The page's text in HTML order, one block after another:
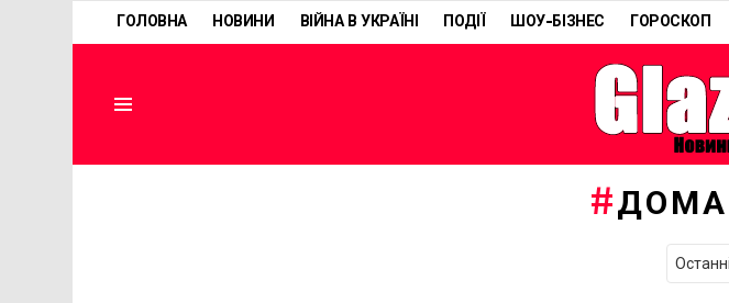
ГОЛОВНА НОВИНИ ВІЙНА В УКРАЇНІ ПОДІЇ ШОУ-БІЗНЕС ГОРОСКОП